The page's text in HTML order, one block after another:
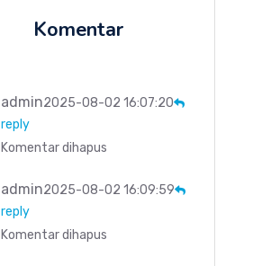
Komentar
admin2025-08-02 16:07:20
reply
Komentar dihapus
admin2025-08-02 16:09:59
reply
Komentar dihapus